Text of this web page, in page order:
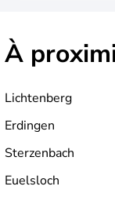
À
Lichtenberg
Erdingen
Sterzenbach
Euelsloch